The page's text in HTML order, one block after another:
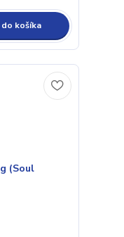
košíka